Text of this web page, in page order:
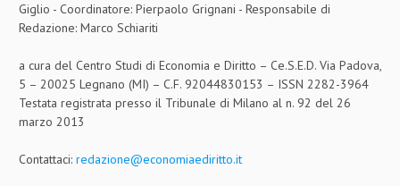
Giglio - Coordinatore: Pierpaolo Grignani - Responsabile di
Redazione: Marco Schiariti
a cura del Centro Studi di Economia e Diritto – Ce.S.E.D. Via Padova,
5 – 20025 Legnano (MI) – C.F. 92044830153 – ISSN 2282-3964
Testata registrata presso il Tribunale di Milano al n. 92 del 26
marzo 2013
Contattaci: redazione@economiaediritto.it